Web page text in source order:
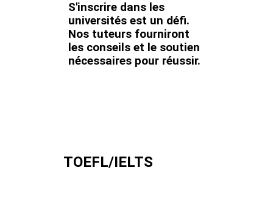
S'inscrire dans les
universités est un défi.
Nos tuteurs fourniront
les conseils et le soutien
nécessaires pour réussir.
TOEFL/IELTS